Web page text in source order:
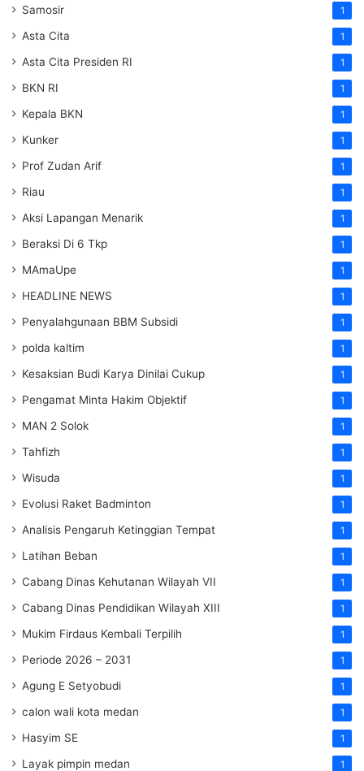
Samosir 1
Asta Cita 1
Asta Cita Presiden RI 1
BKN RI 1
Kepala BKN 1
Kunker 1
Prof Zudan Arif 1
Riau 1
Aksi Lapangan Menarik 1
Beraksi Di 6 Tkp 1
MAmaUpe 1
HEADLINE NEWS 1
Penyalahgunaan BBM Subsidi 1
polda kaltim 1
Kesaksian Budi Karya Dinilai Cukup 1
Pengamat Minta Hakim Objektif 1
MAN 2 Solok 1
Tahfizh 1
Wisuda 1
Evolusi Raket Badminton 1
Analisis Pengaruh Ketinggian Tempat 1
Latihan Beban 1
Cabang Dinas Kehutanan Wilayah VII 1
Cabang Dinas Pendidikan Wilayah XIII 1
Mukim Firdaus Kembali Terpilih 1
Periode 2026 – 2031 1
Agung E Setyobudi 1
calon wali kota medan 1
Hasyim SE 1
Layak pimpin medan 1